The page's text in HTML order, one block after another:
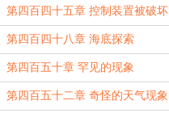
第四百四十五章 控制装置被破坏
第四百四十八章 海底探索
第四百五十章 罕见的现象
第四百五十二章 奇怪的天气现象